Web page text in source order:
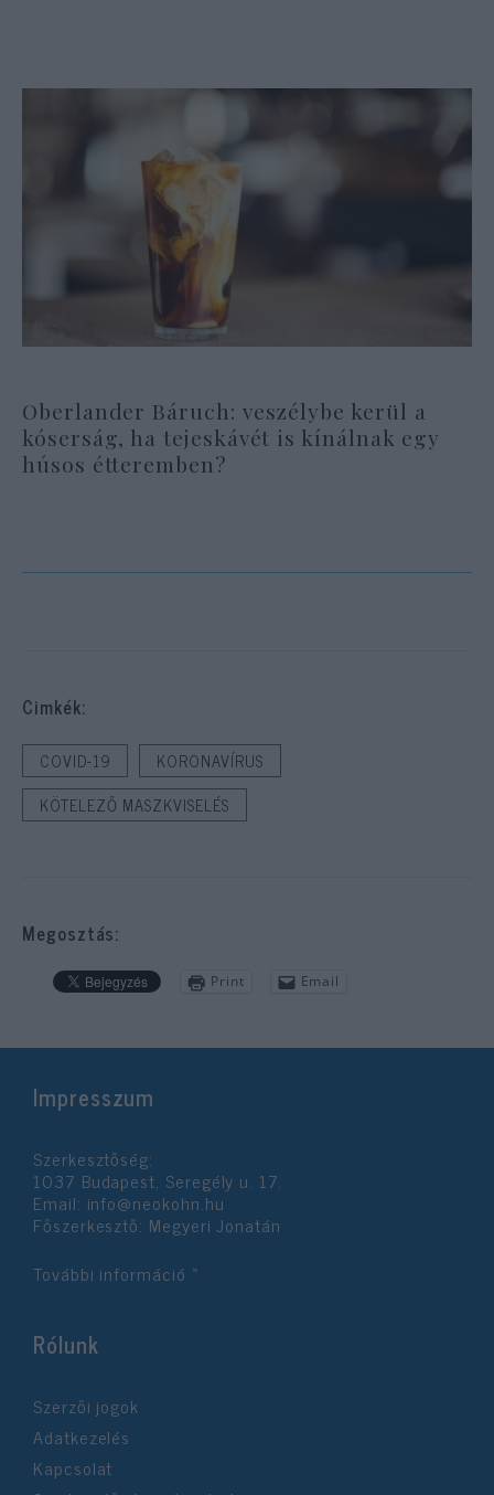
Oberlander Báruch: veszélybe kerül a
kóserság, ha tejeskávét is kínálnak egy
húsos étteremben?
Cimkék:
COVID-19
KORONAVÍRUS
KÖTELEZŐ MASZKVISELÉS
Megosztás:
Print Email
Impresszum
Szerkesztőség:
1037 Budapest, Seregély u. 17.
Email: info@neokohn.hu
Főszerkesztő: Megyeri Jonatán
További információ »
Rólunk
Szerzői jogok
Adatkezelés
Kapcsolat